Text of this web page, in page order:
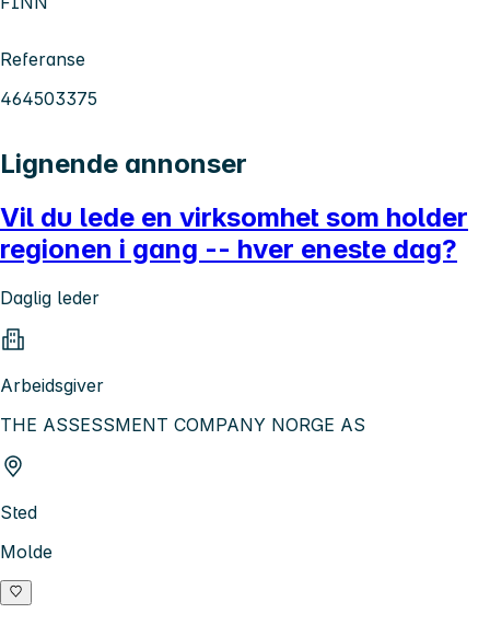
Referanse
464503375
Lignende annonser
Vil du lede en virksomhet som holder
regionen i gang -- hver eneste dag?
Daglig leder
Arbeidsgiver
THE ASSESSMENT COMPANY NORGE AS
Sted
Molde